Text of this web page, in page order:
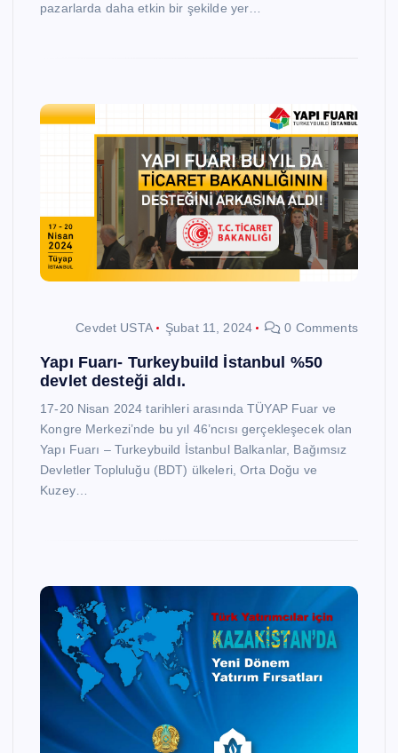
pazarlarda daha etkin bir şekilde yer…
Cevdet USTA Şubat 11, 2024 0 Comments
Yapı Fuarı- Turkeybuild İstanbul %50
devlet desteği aldı.
17-20 Nisan 2024 tarihleri arasında TÜYAP Fuar ve
Kongre Merkezi’nde bu yıl 46’ncısı gerçekleşecek olan
Yapı Fuarı – Turkeybuild İstanbul Balkanlar, Bağımsız
Devletler Topluluğu (BDT) ülkeleri, Orta Doğu ve
Kuzey…